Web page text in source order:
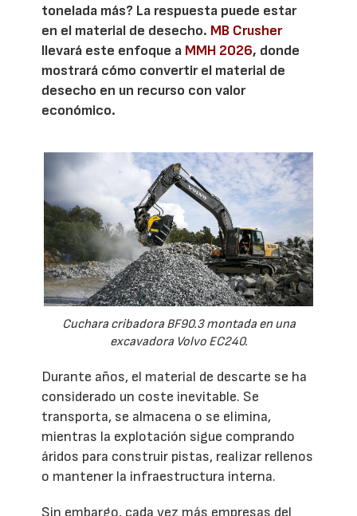
tonelada más? La respuesta puede estar
en el material de desecho. MB Crusher
llevará este enfoque a MMH 2026, donde
mostrará cómo convertir el material de
desecho en un recurso con valor
económico.
Cuchara cribadora BF90.3 montada en una
excavadora Volvo EC240.
Durante años, el material de descarte se ha
considerado un coste inevitable. Se
transporta, se almacena o se elimina,
mientras la explotación sigue comprando
áridos para construir pistas, realizar rellenos
o mantener la infraestructura interna.
Sin embargo, cada vez más empresas del